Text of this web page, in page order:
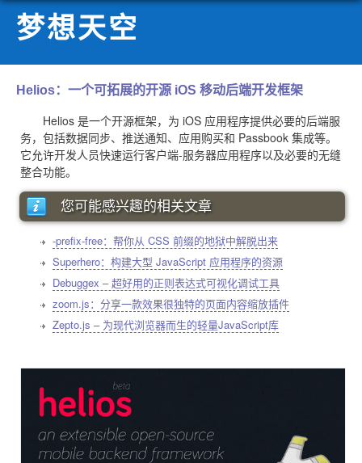
梦想天空
Helios：一个可拓展的开源 iOS 移动后端开发框架
Helios 是一个开源框架，为 iOS 应用程序提供必要的后端服
务，包括数据同步、推送通知、应用购买和 Passbook 集成等。
它允许开发人员快速运行客户端-服务器应用程序以及必要的无缝
整合功能。
您可能感兴趣的相关文章
-prefix-free：帮你从 CSS 前缀的地狱中解脱出来
Superhero：构建大型 JavaScript 应用程序的资源
Debuggex – 超好用的正则表达式可视化调试工具
zoom.js：分享一款效果很独特的页面内容缩放插件
Zepto.js – 为现代浏览器而生的轻量JavaScript库